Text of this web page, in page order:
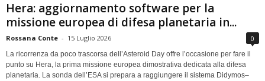
Hera: aggiornamento software per la
missione europea di difesa planetaria in...
Rossana Conte - 15 Luglio 2026 0
La ricorrenza da poco trascorsa dell’Asteroid Day offre l’occasione per fare il
punto su Hera, la prima missione europea dimostrativa dedicata alla difesa
planetaria. La sonda dell’ESA si prepara a raggiungere il sistema Didymos–